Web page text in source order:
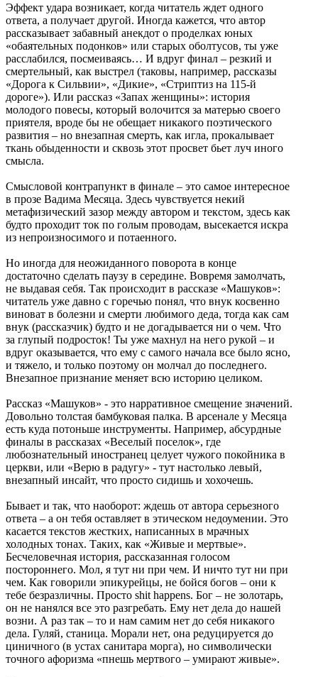
Эффект удара возникает, когда читатель ждет одного
ответа, а получает другой. Иногда кажется, что автор
рассказывает забавный анекдот о проделках юных
«обаятельных подонков» или старых оболтусов, ты уже
расслабился, посмеиваясь… И вдруг финал – резкий и
смертельный, как выстрел (таковы, например, рассказы
«Дорога к Сильвии», «Дикие», «Стриптиз на 115-й
дороге»). Или рассказ «Запах женщины»: история
молодого повесы, который волочится за матерью своего
приятеля, вроде бы не обещает никакого поэтического
развития – но внезапная смерть, как игла, прокалывает
ткань обыденности и сквозь этот просвет бьет луч иного
смысла.
Смысловой контрапункт в финале – это самое интересное
в прозе Вадима Месяца. Здесь чувствуется некий
метафизический зазор между автором и текстом, здесь как
будто проходит ток по голым проводам, высекается искра
из непроизносимого и потаенного.
Но иногда для неожиданного поворота в конце
достаточно сделать паузу в середине. Вовремя замолчать,
не выдавая себя. Так происходит в рассказе «Машуков»:
читатель уже давно с горечью понял, что внук косвенно
виноват в болезни и смерти любимого деда, тогда как сам
внук (рассказчик) будто и не догадывается ни о чем. Что
за глупый подросток! Ты уже махнул на него рукой – и
вдруг оказывается, что ему с самого начала все было ясно,
и тяжело, и только поэтому он молчал до последнего.
Внезапное признание меняет всю историю целиком.
Рассказ «Машуков» - это нарративное смещение значений.
Довольно толстая бамбуковая палка. В арсенале у Месяца
есть куда потоньше инструменты. Например, абсурдные
финалы в рассказах «Веселый поселок», где
любознательный иностранец целует чужого покойника в
церкви, или «Верю в радугу» - тут настолько левый,
внезапный инсайт, что просто сидишь и хохочешь.
Бывает и так, что наоборот: ждешь от автора серьезного
ответа – а он тебя оставляет в этическом недоумении. Это
касается текстов жестких, написанных в мрачных
холодных тонах. Таких, как «Живые и мертвые».
Бесчеловечная история, рассказанная голосом
постороннего. Мол, я тут ни при чем. И ничто тут ни при
чем. Как говорили эпикурейцы, не бойся богов – они к
тебе безразличны. Просто shit happens. Бог – не золотарь,
он не нанялся все это разгребать. Ему нет дела до нашей
возни. А раз так – то и нам самим нет до себя никакого
дела. Гуляй, станица. Морали нет, она редуцируется до
циничного (в устах санитара морга), но символически
точного афоризма «пнешь мертвого – умирают живые».